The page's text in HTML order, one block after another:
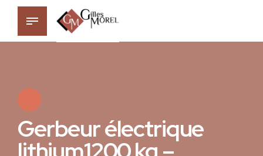
Gerbeur électrique